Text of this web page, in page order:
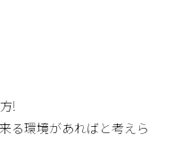
!
る環境があればと考えら